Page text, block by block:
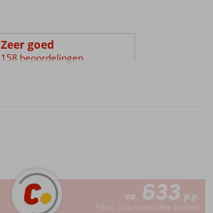
Zeer goed
158 beoordelingen
va 633 p.p.
*incl. alle verplichte kosten